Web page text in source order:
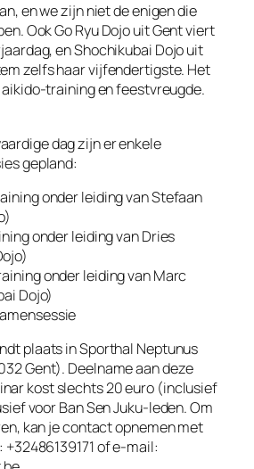
en we zijn niet de enigen die
Ook Go Ryu Dojo uit Gent viert
en Shochikubai Dojo uit
zelfs haar vijfendertigste. Het
training en feestvreugde.
dag zijn er enkele
gepland:
onder leiding van Stefaan
onder leiding van Dries
onder leiding van Marc
Dojo)
plaats in Sporthal Neptunus
Gent). Deelname aan deze
kost slechts 20 euro (inclusief
voor Ban Sen Juku-leden. Om
kan je contact opnemen met
of e-mail: